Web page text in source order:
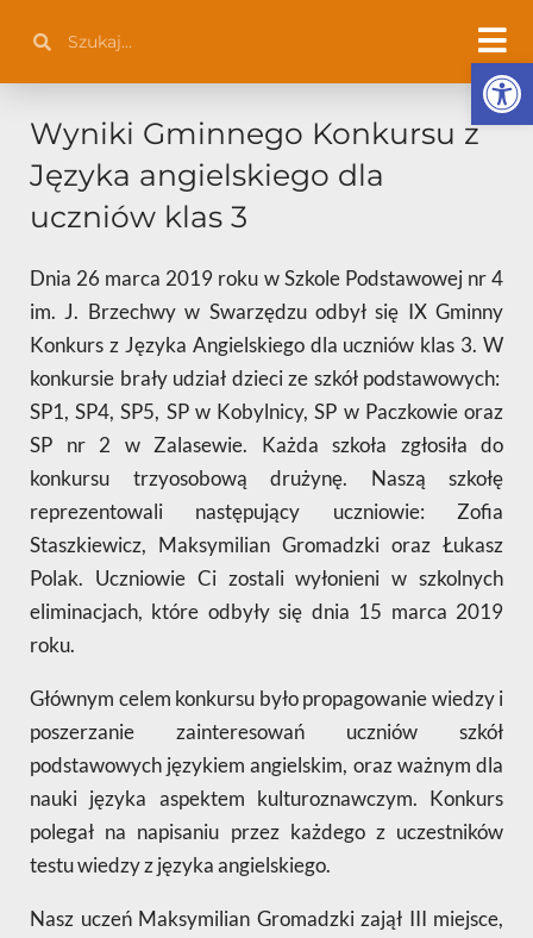
treści
Wyniki Gminnego Konkursu z
Języka angielskiego dla
uczniów klas 3
Dnia 26 marca 2019 roku w Szkole Podstawowej nr 4
im. J. Brzechwy w Swarzędzu odbył się IX Gminny
Konkurs z Języka Angielskiego dla uczniów klas 3. W
konkursie brały udział dzieci ze szkół podstawowych:
SP1, SP4, SP5, SP w Kobylnicy, SP w Paczkowie oraz
SP nr 2 w Zalasewie. Każda szkoła zgłosiła do
konkursu trzyosobową drużynę. Naszą szkołę
reprezentowali następujący uczniowie: Zofia
Staszkiewicz, Maksymilian Gromadzki oraz Łukasz
Polak. Uczniowie Ci zostali wyłonieni w szkolnych
eliminacjach, które odbyły się dnia 15 marca 2019
roku.
Głównym celem konkursu było propagowanie wiedzy i
poszerzanie zainteresowań uczniów szkół
podstawowych językiem angielskim, oraz ważnym dla
nauki języka aspektem kulturoznawczym. Konkurs
polegał na napisaniu przez każdego z uczestników
testu wiedzy z języka angielskiego.
Nasz uczeń Maksymilian Gromadzki zajął III miejsce,